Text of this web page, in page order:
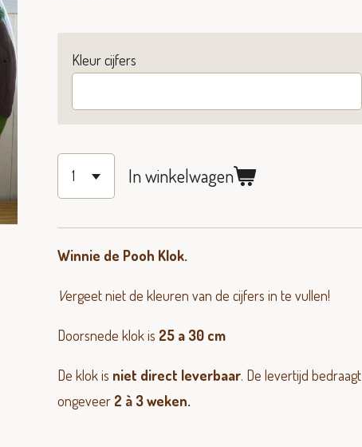
Kleur cijfers
In winkelwagen
Winnie de Pooh Klok.
Vergeet niet de kleuren van de cijfers in te vullen!
Doorsnede klok is 25 a 30 cm
De klok is niet direct leverbaar. De levertijd bedraagt
ongeveer 2 à 3 weken.